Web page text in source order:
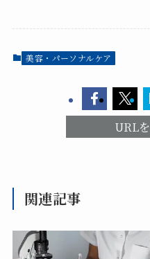
美容・パーソナルケア
URL
関連記事